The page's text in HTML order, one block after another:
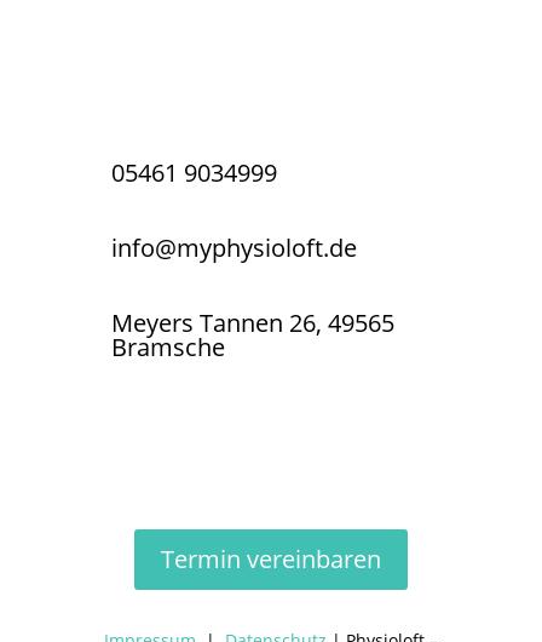
05461 9034999
info@myphysioloft.de
Meyers Tannen 26, 49565
Bramsche
Termin vereinbaren